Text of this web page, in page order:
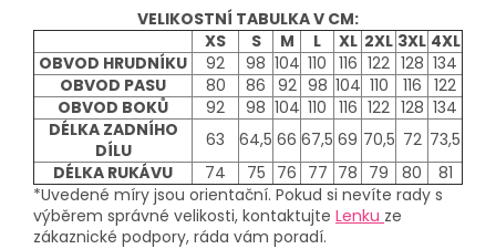
VELIKOSTNÍ TABULKA V CM:
XS
S M L XL 2XL 3XL 4XL
OBVOD HRUDNÍKU
92 98 104 110 116 122 128 134
OBVOD PASU
80 86 92 98 104 110 116 122
OBVOD BOKŮ
92 98 104 110 116 122 128 134
DÉLKA ZADNÍHO
DÍLU
63 64,5 66 67,5 69 70,5 72 73,5
DÉLKA RUKÁVU
74 75 76 77 78 79 80
81
*Uvedené míry jsou orientační. Pokud si nevíte rady s
výběrem správné velikosti, kontaktujte Lenku ze
zákaznické podpory, ráda vám poradí.